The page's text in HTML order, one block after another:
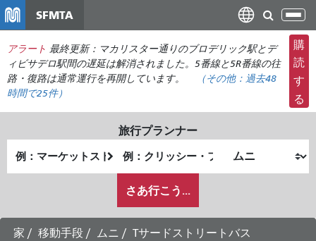
ン
コ
ン
ン
ツ
移
SFMTA
ナ
ビ
ゲ
ー
シ
ョ
の
切
り
え
アラート 最終更新：マカリスター通りのブロデリック駅とデ
ィビサデロ駅間の遅延は解消されました。5番線と5R番線の往
路・復路は通常運行を再開しています。
（その他： 過去48
時間で25件）
購
読
す
る
旅行プランナー
出
発
終
了
が
ど
の
さあ行こう...
家 移動手段 ムニ
Tサードストリートバス